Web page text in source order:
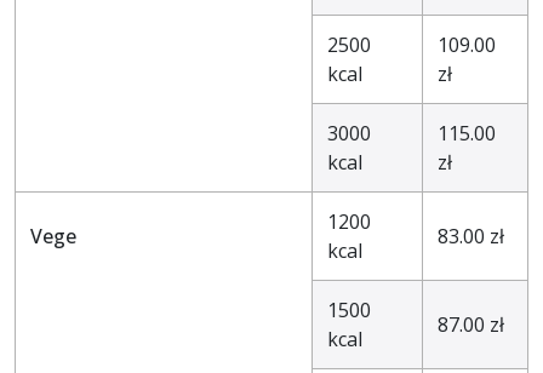
2500
kcal
109.00
zł
3000
kcal
115.00
zł
Vege
1200
kcal
83.00 zł
1500
kcal
87.00 zł